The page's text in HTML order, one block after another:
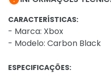
CARACTERÍSTICAS:
- Marca: Xbox
- Modelo: Carbon Black
ESPECIFICAÇÕES: